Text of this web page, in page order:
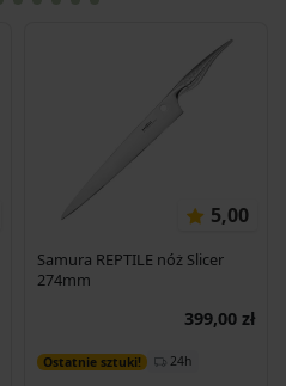
5,00
Samura REPTILE nóż Slicer
274mm
399,00 zł
Ostatnie sztuki! 24h
Dodaj do koszyka